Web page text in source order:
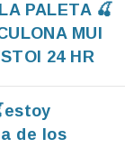
PALETA 🍒
MUI
24 HR
de los